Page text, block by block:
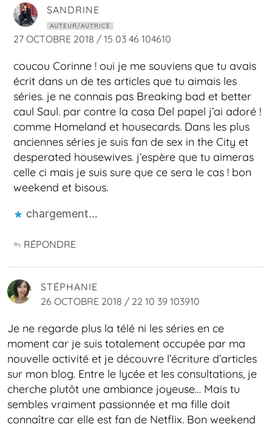
SANDRINE
AUTEUR/AUTRICE
27 OCTOBRE 2018 / 15 03 46 104610
coucou Corinne ! oui je me souviens que tu avais
écrit dans un de tes articles que tu aimais les
séries. je ne connais pas Breaking bad et better
caul Saul. par contre la casa Del papel j’ai adoré !
comme Homeland et housecards. Dans les plus
anciennes séries je suis fan de sex in the City et
desperated housewives. j’espère que tu aimeras
celle ci mais je suis sure que ce sera le cas ! bon
weekend et bisous.
chargement…
RÉPONDRE
STÉPHANIE
26 OCTOBRE 2018 / 22 10 39 103910
Je ne regarde plus la télé ni les séries en ce
moment car je suis totalement occupée par ma
nouvelle activité et je découvre l’écriture d’articles
sur mon blog. Entre le lycée et les consultations, je
cherche plutôt une ambiance joyeuse… Mais tu
sembles vraiment passionnée et ma fille doit
connaître car elle est fan de Netflix. Bon weekend